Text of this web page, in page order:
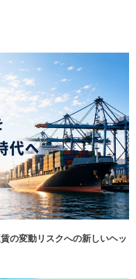
の変動リスクへの新しいヘッ